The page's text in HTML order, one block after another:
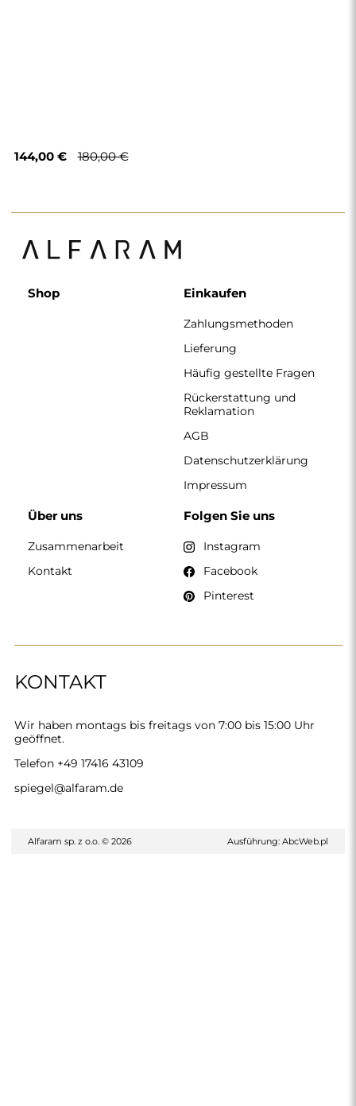
144,00 € 180,00 €
KONTAKT
Wir haben montags bis freitags von 7:00 bis 15:00 Uhr
geöffnet.
Telefon +49 17416 43109
spiegel@alfaram.de
Shop Einkaufen
Zahlungsmethoden
Lieferung
Häufig gestellte Fragen
Rückerstattung und
Reklamation
AGB
Datenschutzerklärung
Impressum
Über uns
Zusammenarbeit
Kontakt
Folgen Sie uns
Instagram
Facebook
Pinterest
Alfaram sp. z o.o. © 2026 Ausführung: AbcWeb.pl